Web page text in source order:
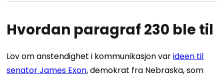
Hvordan paragraf 230 ble til
Lov om anstendighet i kommunikasjon varideen til
senator James Exon, demokrat fra Nebraska, som